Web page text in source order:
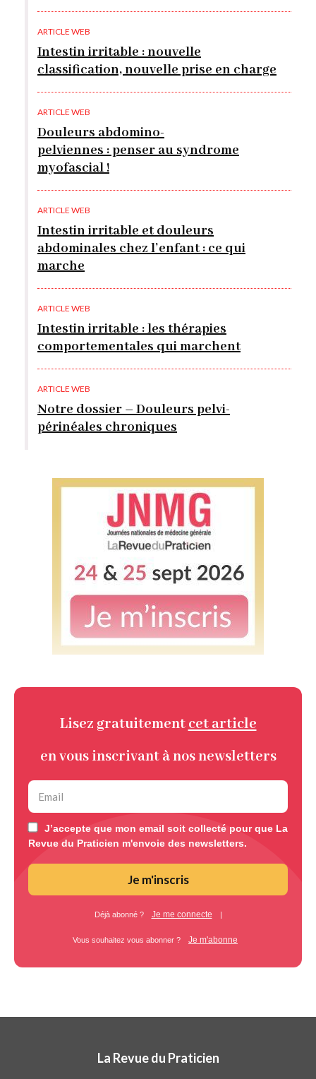
ARTICLE WEB
Intestin irritable : nouvelle
classification, nouvelle prise en charge
ARTICLE WEB
Douleurs abdomino-
pelviennes : penser au syndrome
myofascial !
ARTICLE WEB
Intestin irritable et douleurs
abdominales chez l’enfant : ce qui
marche
ARTICLE WEB
Intestin irritable : les thérapies
comportementales qui marchent
ARTICLE WEB
Notre dossier – Douleurs pelvi-
périnéales chroniques
Lisez gratuitement cet article
en vous inscrivant à nos newsletters
J’accepte que mon email soit collecté pour que La
Revue du Praticien m'envoie des newsletters.
Je m'inscris
Déjà abonné ? Je me connecte |
Vous souhaitez vous abonner ? Je m'abonne
La Revue du Praticien